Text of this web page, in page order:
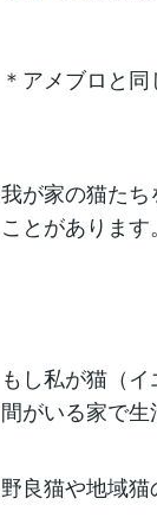
＊アメブロと
我が家の猫た
ことがあります。
もし私が猫（
間がいる家で生
野良猫や地域猫